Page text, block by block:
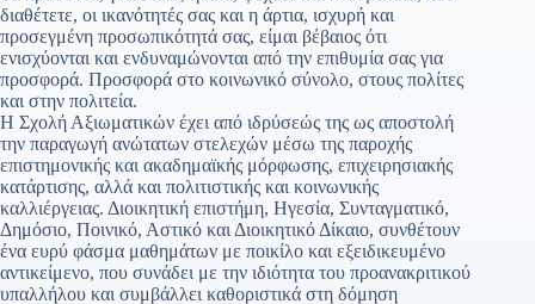
διαθέτετε, οι ικανότητές σας και η άρτια, ισχυρή και
προσεγμένη προσωπικότητά σας, είμαι βέβαιος ότι
ενισχύονται και ενδυναμώνονται από την επιθυμία σας για
προσφορά. Προσφορά στο κοινωνικό σύνολο, στους πολίτες
και στην πολιτεία.
Η Σχολή Αξιωματικών έχει από ιδρύσεώς της ως αποστολή
την παραγωγή ανώτατων στελεχών μέσω της παροχής
επιστημονικής και ακαδημαϊκής μόρφωσης, επιχειρησιακής
κατάρτισης, αλλά και πολιτιστικής και κοινωνικής
καλλιέργειας. Διοικητική επιστήμη, Ηγεσία, Συνταγματικό,
Δημόσιο, Ποινικό, Αστικό και Διοικητικό Δίκαιο, συνθέτουν
ένα ευρύ φάσμα μαθημάτων με ποικίλο και εξειδικευμένο
αντικείμενο, που συνάδει με την ιδιότητα του προανακριτικού
υπαλλήλου και συμβάλλει καθοριστικά στη δόμηση